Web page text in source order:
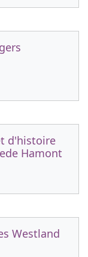
d'histoire
Hamont
Westland